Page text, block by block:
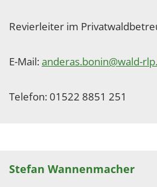
Revierleiter im
E-Mail:anderas.bonin@wald-
Telefon: 01522 8851 251
Stefan Wannenmacher